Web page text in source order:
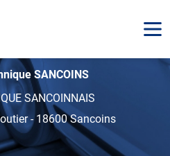
SANCOINS
SANCOINNAIS
-18600 Sancoins